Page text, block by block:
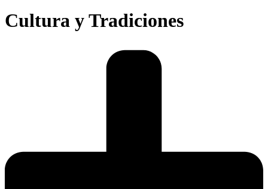
Cultura y Tradiciones